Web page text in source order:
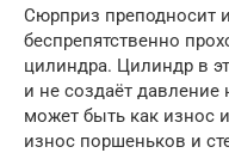
Сюрприз преподносит
беспрепятственно
цилиндра. Цилиндр в
и не создаёт
может быть как износ
износ поршеньков и